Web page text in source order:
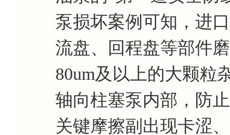
泵损坏案例可知，进
流盘、回程盘等部件
80um及以上的大颗粒
轴向柱塞泵内部，防
关键摩擦副出现卡涩